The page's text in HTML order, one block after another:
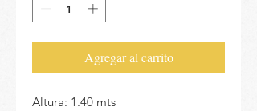
Agregar al carrito
Altura: 1.40 mts